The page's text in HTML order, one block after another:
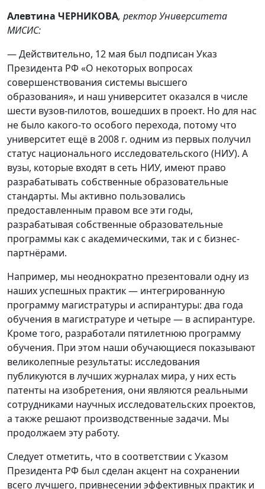
Алевтина ЧЕРНИКОВА, ректор Университета
МИСИС:
— Действительно, 12 мая был подписан Указ
Президента РФ «О некоторых вопросах
совершенствования системы высшего
образования», и наш университет оказался в числе
шести вузов-пилотов, вошедших в проект. Но для нас
не было какого-то особого перехода, потому что
университет ещё в 2008 г. одним из первых получил
статус национального исследовательского (НИУ). А
вузы, которые входят в сеть НИУ, имеют право
разрабатывать собственные образовательные
стандарты. Мы активно пользовались
предоставленным правом все эти годы,
разрабатывая собственные образовательные
программы как с академическими, так и с бизнес-
партнёрами.
Например, мы неоднократно презентовали одну из
наших успешных практик — интегрированную
программу магистратуры и аспирантуры: два года
обучения в магистратуре и четыре — в аспирантуре.
Кроме того, разработали пятилетнюю программу
обучения. При этом наши обучающиеся показывают
великолепные результаты: исследования
публикуются в лучших журналах мира, у них есть
патенты на изобретения, они являются реальными
сотрудниками научных исследовательских проектов,
а также решают производственные задачи. Мы
продолжаем эту работу.
Следует отметить, что в соответствии с Указом
Президента РФ был сделан акцент на сохранении
всего лучшего, привнесении эффективных практик и